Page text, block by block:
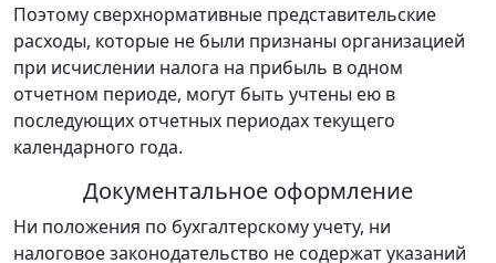
Поэтому сверхнормативные представительские
расходы, которые не были признаны организацией
при исчислении налога на прибыль в одном
отчетном периоде, могут быть учтены ею в
последующих отчетных периодах текущего
календарного года.
Документальное оформление
Ни положения по бухгалтерскому учету, ни
налоговое законодательство не содержат указаний